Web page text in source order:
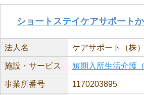
ショートステイケアサポート
法人名 ケアサポート（株）
施設・サービス 短期入所生活介護
事業所番号 1170203895